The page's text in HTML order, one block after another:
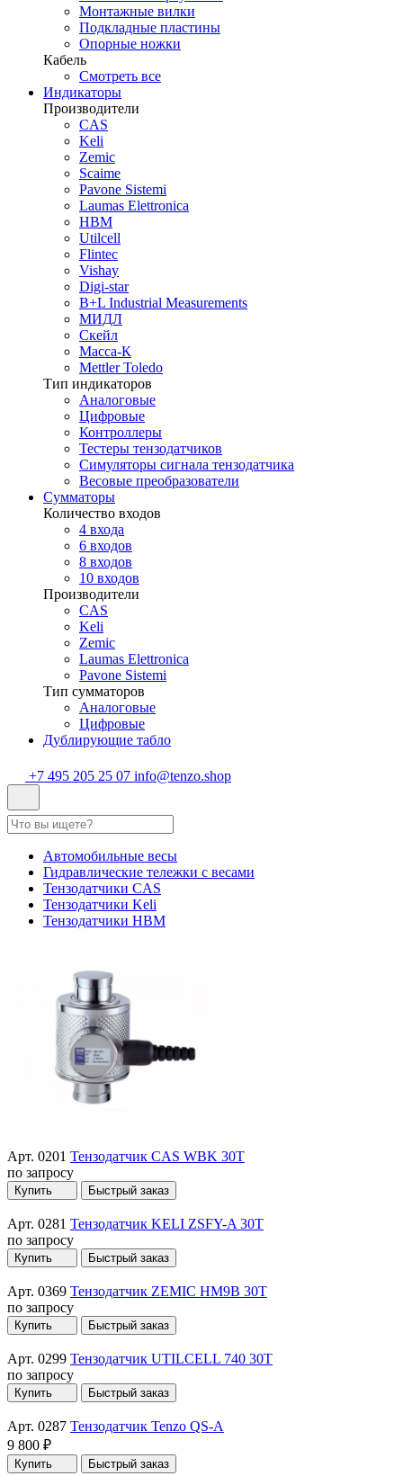
Монтажные вилки
Подкладные пластины
Опорные ножки
Кабель
Смотреть все
Индикаторы
Производители
CAS
Keli
Zemic
Scaime
Pavone Sistemi
Laumas Elettronica
HBM
Utilcell
Flintec
Vishay
Digi-star
B+L Industrial Measurements
МИДЛ
Скейл
Масса-К
Mettler Toledo
Тип индикаторов
Аналоговые
Цифровые
Контроллеры
Тестеры тензодатчиков
Симуляторы сигнала тензодатчика
Весовые преобразователи
Сумматоры
Количество входов
4 входа
6 входов
8 входов
10 входов
Производители
CAS
Keli
Zemic
Laumas Elettronica
Pavone Sistemi
Тип сумматоров
Аналоговые
Цифровые
Дублирующие табло
+7 495 205 25 07 info@tenzo.shop
Автомобильные весы
Гидравлические тележки с весами
Тензодатчики CAS
Тензодатчики Keli
Тензодатчики HBM
Арт. 0201 Тензодатчик CAS WBK 30T
по запросу
Купить Быстрый заказ
Арт. 0281 Тензодатчик KELI ZSFY-A 30T
по запросу
Купить Быстрый заказ
Арт. 0369 Тензодатчик ZEMIC HM9B 30T
по запросу
Купить Быстрый заказ
Арт. 0299 Тензодатчик UTILCELL 740 30T
по запросу
Купить Быстрый заказ
Арт. 0287 Тензодатчик Tenzo QS-A
9 800 ₽
Купить Быстрый заказ